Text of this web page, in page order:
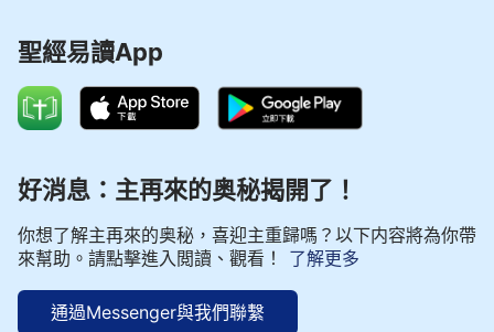
聖經易讀App
好消息：主再來的奥秘揭開了！
你想了解主再來的奥秘，喜迎主重歸嗎？以下内容將為你帶
來幫助。請點擊進入閲讀、觀看！
了解更多
通過Messenger與我們聯繫